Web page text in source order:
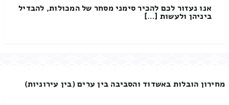
אנו נעזור לכם להכיר סימני מסחר של המכולות, להבדיל
ביניהן ולעשות […]
מחירון הובלות באשדוד והסביבה בין ערים (בין עירוניות)